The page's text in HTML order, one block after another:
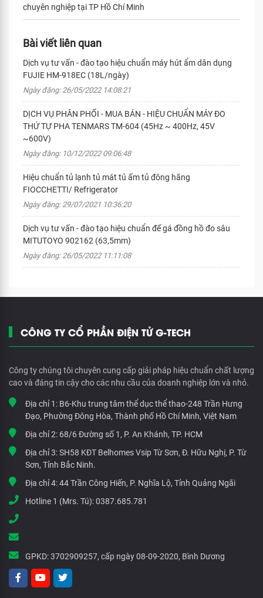
chuyên nghiệp tại TP Hồ Chí Minh
Bài viết liên quan
Dịch vụ tư vấn - đào tạo hiệu chuẩn máy hút ẩm dân dụng
FUJIE HM-918EC (18L/ngày)
Ngày đăng: 26/05/2022 14:08:21
DỊCH VỤ PHÂN PHỐI - MUA BÁN - HIỆU CHUẨN MÁY ĐO
THỨ TỰ PHA TENMARS TM-604 (45Hz ~ 400Hz, 45V
~600V)
Ngày đăng: 10/12/2022 09:06:48
Hiệu chuẩn tủ lạnh tủ mát tủ ấm tủ đông hãng
FIOCCHETTI/ Refrigerator
Ngày đăng: 29/07/2021 10:36:20
Dịch vụ tư vấn - đào tạo hiệu chuẩn đế gá đồng hồ đo sâu
MITUTOYO 902162 (63,5mm)
Ngày đăng: 26/05/2022 11:11:08
CÔNG TY CỔ PHẦN ĐIỆN TỬ G-TECH
Công ty chúng tôi chuyên cung cấp giải pháp hiệu chuẩn chất lượng
cao và đáng tin cậy cho các nhu cầu của doanh nghiệp lớn và nhỏ.
Địa chỉ 1: B6-Khu trung tâm thể dục thể thao-248 Trần Hưng
Đạo, Phường Đông Hòa, Thành phố Hồ Chí Minh, Việt Nam
Địa chỉ 2: 68/6 Đường số 1, P. An Khánh, TP. HCM
Địa chỉ 3:SH58 KĐT Belhomes Vsip Từ Sơn, Đ. Hữu Nghị, P. Từ
Sơn, Tỉnh Bắc Ninh.
Địa chỉ 4:44 Trần Công Hiến, P. Nghĩa Lộ, Tỉnh Quảng Ngãi
Hotline 1 (Mrs. Tú):0387.685.781
GPKD:3702909257, cấp ngày 08-09-2020, Bình Dương